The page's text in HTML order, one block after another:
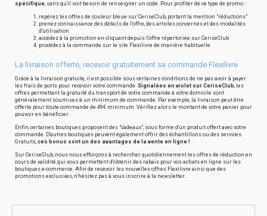
spécifique, sans qu'il soit besoin de renseigner un code. Pour profiter de ce type de promo :
repérez les offres de couleur bleue sur CeriseClub, portant la mention "réductions"
prenez connaissance des détails de l'offre, des articles concernés et des modalités
d'utilisation
accédez à la promotion en cliquant depuis l'offre répertoriée sur CeriseClub
procédez à la commande sur le site Flexilivre de manière habituelle
La livraison offerte, recevoir gratuitement sa commande Flexilivre
Grâce à la livraison gratuite, il est possible sous certaines conditions de ne pas avoir à payer
les frais de ports pour recevoir votre commande. Signalées en violet sur CeriseClub, les
offres permettant la gratuité du transport de votre commande à votre domicile sont
généralement soumises à un minimum de commande. Par exemple, la livraison peut être
offerte pour toute commande de 49€ minimum. Vérifiez alors le montant de votre panier pour
pouvoir en bénéficier.
Enfin, certaines boutiques proposent des "cadeaux", sous forme d'un produit offert avec votre
commande. D'autres boutiques peuvent également offrir des échantillons ou des services.
Gratuits, ces bonus sont un des avantages de la vente en ligne !
Sur CeriseClub, nous nous efforçons à rechercher quotidiennement les offres de réduction en
cours de validité qui vous permettent d'obtenir des rabais pour vos achats en ligne sur les
boutiques e-commerce. Afin de recevoir les nouvelles offres Flexilivre ainsi que des
promotions exclusives, n'hésitez pas à vous inscrire à la newsletter.